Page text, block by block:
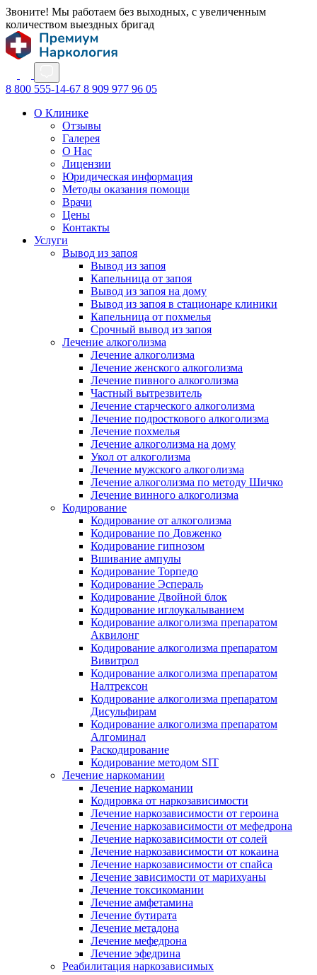
Звоните! Мы работаем без выходных, с увеличенным
количеством выездных бригад
8 800 555-14-67 8 909 977 96 05
О Клинике
Отзывы
Галерея
О Нас
Лицензии
Юридическая информация
Методы оказания помощи
Врачи
Цены
Контакты
Услуги
Вывод из запоя
Вывод из запоя
Капельница от запоя
Вывод из запоя на дому
Вывод из запоя в стационаре клиники
Капельница от похмелья
Срочный вывод из запоя
Лечение алкоголизма
Лечение алкоголизма
Лечение женского алкоголизма
Лечение пивного алкоголизма
Частный вытрезвитель
Лечение старческого алкоголизма
Лечение подросткового алкоголизма
Лечение похмелья
Лечение алкоголизма на дому
Укол от алкоголизма
Лечение мужского алкоголизма
Лечение алкоголизма по методу Шичко
Лечение винного алкоголизма
Кодирование
Кодирование от алкоголизма
Кодирование по Довженко
Кодирование гипнозом
Вшивание ампулы
Кодирование Торпедо
Кодирование Эспераль
Кодирование Двойной блок
Кодирование иглоукалыванием
Кодирование алкоголизма препаратом
Аквилонг
Кодирование алкоголизма препаратом
Вивитрол
Кодирование алкоголизма препаратом
Налтрексон
Кодирование алкоголизма препаратом
Дисульфирам
Кодирование алкоголизма препаратом
Алгоминал
Раскодирование
Кодирование методом SIT
Лечение наркомании
Лечение наркомании
Кодировка от наркозависимости
Лечение наркозависимости от героина
Лечение наркозависимости от мефедрона
Лечение наркозависимости от солей
Лечение наркозависимости от кокаина
Лечение наркозависимости от спайса
Лечение зависимости от марихуаны
Лечение токсикомании
Лечение амфетамина
Лечение бутирата
Лечение метадона
Лечение мефедрона
Лечение эфедрина
Реабилитация наркозависимых